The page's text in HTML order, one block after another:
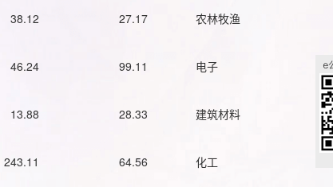
38.12 27.17 农林牧渔
46.24 99.11 电子
13.88 28.33 建筑材料
243.11 64.56 化工